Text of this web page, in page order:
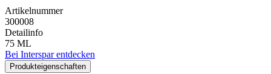
Artikelnummer
300008
Detailinfo
75 ML
Bei Interspar entdecken
Produkteigenschaften